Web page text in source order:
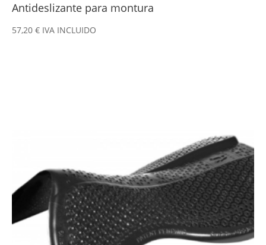
Antideslizante para montura
57,20 € IVA INCLUIDO